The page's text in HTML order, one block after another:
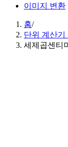
이미지 변환
홈/
단위 계산기
세제곱센티